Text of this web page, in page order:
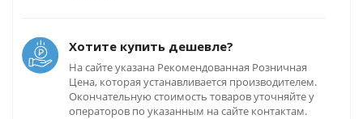
Хотите купить дешевле?
На сайте указана Рекомендованная Розничная
Цена, которая устанавливается производителем.
Окончательную стоимость товаров уточняйте у
операторов по указанным на сайте контактам.